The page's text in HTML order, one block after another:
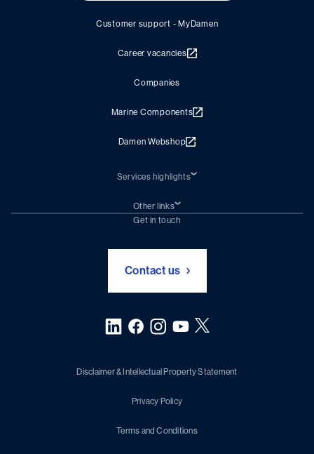
Customer support - MyDamen
Career vacancies
Companies
Marine Components
Damen Webshop
Services highlights
Damen Trading
Chartering (DMS)
Other links
Subscribe to newsletter
Get in touch
Contact us
Disclaimer & Intellectual Property Statement
Privacy Policy
Terms and Conditions